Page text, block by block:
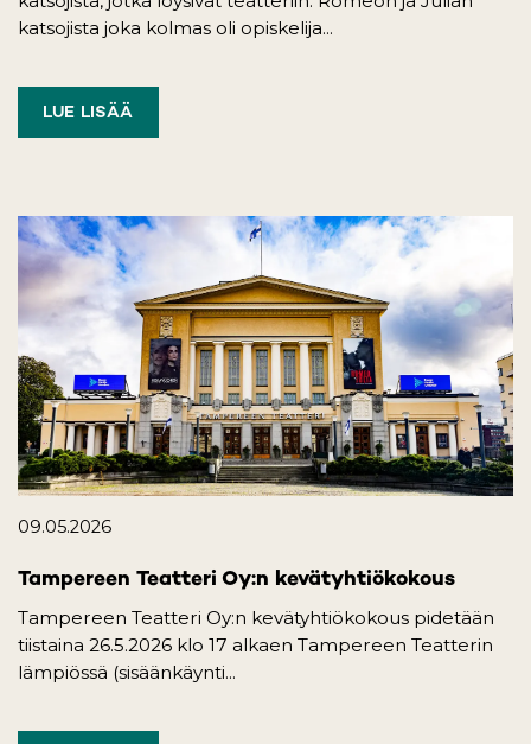
katsojista joka kolmas oli opiskelija...
LUE LISÄÄ
09.05.2026
Tampereen Teatteri Oy:n kevätyhtiökokous
Tampereen Teatteri Oy:n kevätyhtiökokous pidetään
tiistaina 26.5.2026 klo 17 alkaen Tampereen Teatterin
lämpiössä (sisäänkäynti...